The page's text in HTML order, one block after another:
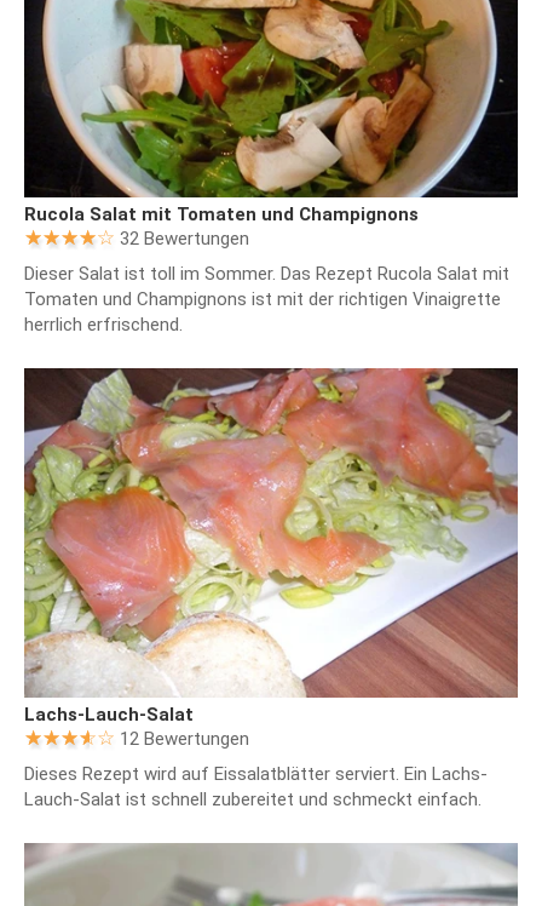
Rucola Salat mit Tomaten und Champignons
32 Bewertungen
Dieser Salat ist toll im Sommer. Das Rezept Rucola Salat mit
Tomaten und Champignons ist mit der richtigen Vinaigrette
herrlich erfrischend.
Lachs-Lauch-Salat
12 Bewertungen
Dieses Rezept wird auf Eissalatblätter serviert. Ein Lachs-
Lauch-Salat ist schnell zubereitet und schmeckt einfach.